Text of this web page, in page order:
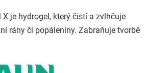
X je hydrogel, který čistí a zvlhčuje
rány či popáleniny. Zabraňuje tvorbě